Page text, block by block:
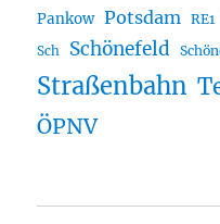
Pankow Potsdam RE1
Sch Schönefeld
Straßenbahn
ÖPNV